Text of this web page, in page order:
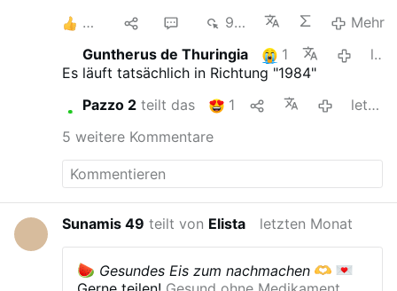
nachdem leo 14 gewählt wiude, kam schon fast
das erste buch über ihn auf den markt-
werden viele falsche bücher auftauchen, die
mit ki gemacht wurden, die die wahrheit
verdrehen werden!
zb in der taz
und der
tagesschau gabs eine meldung
dass ki zentren
antiquariate leerkaufen
905
Mehr
Guntherus de Thuringia
1
letzten Monat
Es läuft tatsächlich in Richtung "1984"
Pazzo 2teilt das 1
letzten Monat
5 weitere Kommentare
Sunamis 49 teilt von Elista letzten Monat
Gesundes Eis zum nachmachen